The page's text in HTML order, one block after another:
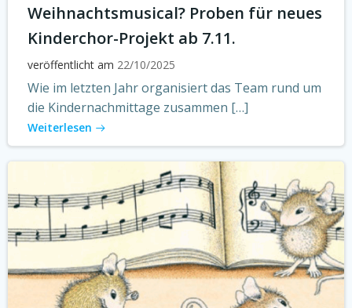
Weihnachtsmusical? Proben für neues
Kinderchor-Projekt ab 7.11.
veröffentlicht am 22/10/2025
Wie im letzten Jahr organisiert das Team rund um
die Kindernachmittage zusammen […]
Weiterlesen